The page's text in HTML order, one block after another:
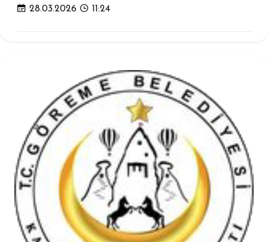
28.03.2026 11:24